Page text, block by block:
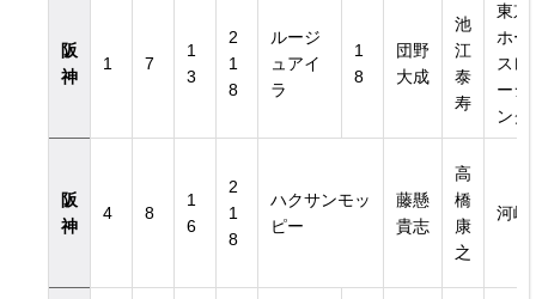
阪
神
1 7
1
3
2
1
8
ルージ
ュアイ
ラ
1
8
団野
大成
池
江
泰
寿
東京
ホー
スレ
ーシ
ング
阪
神
4 8
1
6
2
1
8
ハクサンモッ
ピー
藤懸
貴志
高
橋
康
之
河崎